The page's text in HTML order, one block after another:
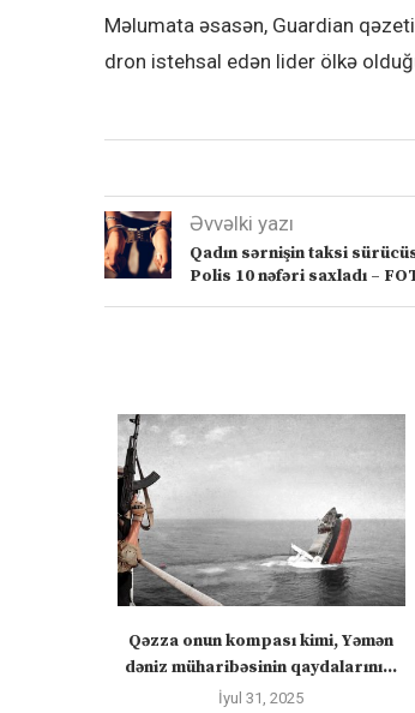
Məlumata əsasən, Guardian
dron istehsal edən lider ölkə
Əvvəlki yazı
Qadın sərnişin taksi
Polis 10 nəfəri saxladı –
Qəzza onun kompası kimi, Yəmən
dəniz müharibəsinin qaydalarını...
İyul 31, 2025